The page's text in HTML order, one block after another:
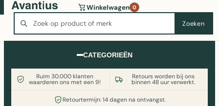
Zoeken
Winkelwagen 0
CATEGORIEËN
Ruim 30.000 klanten
waarderen ons met een 9!
Retours worden bij ons
binnen 48 uur verwerkt.
Retourtermijn: 14 dagen na ontvangst.
Wasmachine of koelkast nodig? Vergelijk alle prijzen op
Witgoedaanbod.nl